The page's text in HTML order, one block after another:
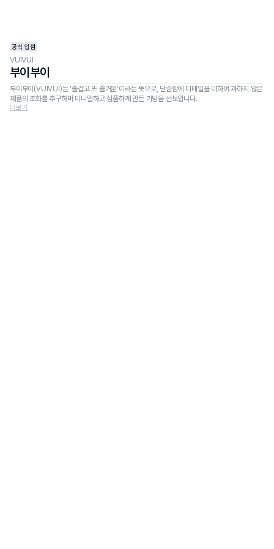
공식 입점
VUIVUI
부이부이
부이부이(VUIVUI)는 '즐겁고 또 즐거운'이라는 뜻으로, 단순함에 디테일을 더하여 과하지 않은
제품의 조화를 추구하며 미니멀하고 심플하게 만든 가방을 선보입니다.
더보기